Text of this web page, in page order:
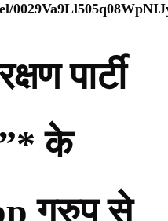
पार्टी
के
ग्रुप से